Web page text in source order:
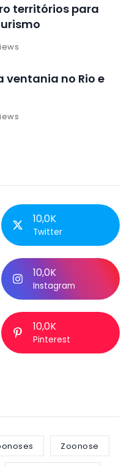
territórios para
ventania no Rio e
10,0K
Twitter
10,0K
Instagram
10,0K
Pinterest
Zoonose